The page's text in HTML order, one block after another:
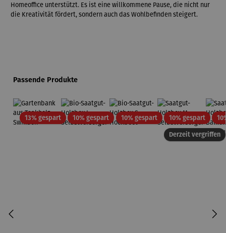
Homeoffice unterstützt. Es ist eine willkommene Pause, die nicht nur
die Kreativität fördert, sondern auch das Wohlbefinden steigert.
Produktgalerie überspringen
Passende Produkte
13% gespartRabatt10% gespartRabatt10% gespartRabatt
Derzeit vergriffen
10% gespartRabatt